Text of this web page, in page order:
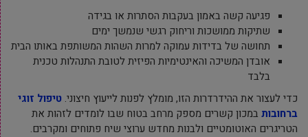
פגיעה קשה באמון בעקבות הסתרות או בגידה
שתיקות ממושכות וריחוק רגשי שנמשך ימים
תחושה של בדידות עמוקה למרות השהות המשותפת באותו הבית
אובדן המשיכה והאינטימיות הפיזית לטובת התנהלות טכנית
בלבד
כדי לעצור את ההידרדרות הזו, מומלץ לפנות לייעוץ חיצוני. טיפול זוגי
ברחובות במכון קשרים מספק מרחב בטוח שבו לומדים לזהות את
הטריגרים האוטומטיים ולבנות מחדש ערוצי שיח פתוחים ומקרבים.